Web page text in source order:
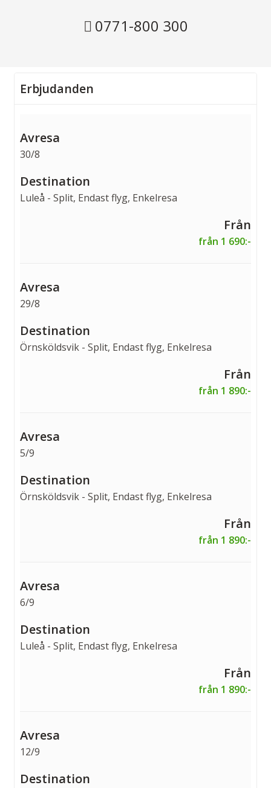
0771-800 300
Erbjudanden
30/8
Luleå - Split, Endast flyg, Enkelresa
från 1 690:-
29/8
Örnsköldsvik - Split, Endast flyg, Enkelresa
från 1 890:-
5/9
Örnsköldsvik - Split, Endast flyg, Enkelresa
från 1 890:-
6/9
Luleå - Split, Endast flyg, Enkelresa
från 1 890:-
12/9